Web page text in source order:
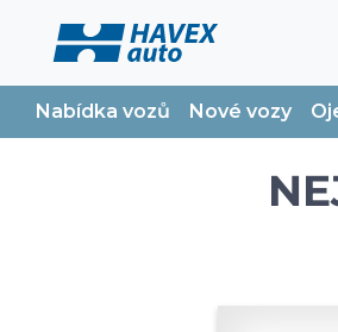
Nabídka vozů Nové vozy